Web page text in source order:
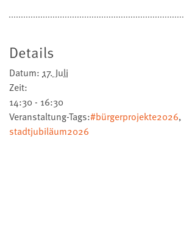
Details
Datum: 17. Juli
Zeit:
14:30 - 16:30
Veranstaltung-Tags:#bürgerprojekte2026,
stadtjubiläum2026